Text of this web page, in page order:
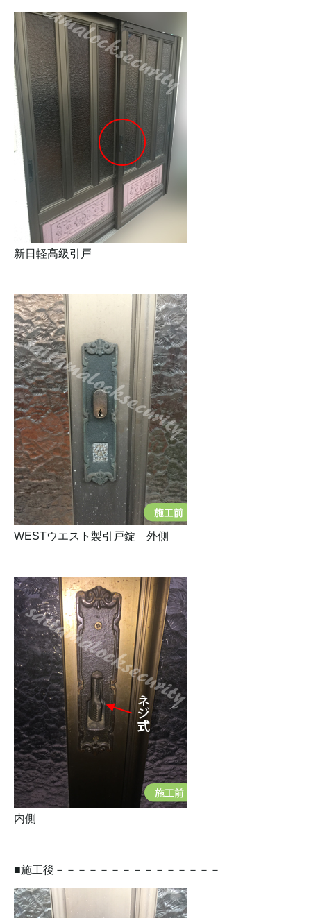
新日軽高級引戸
WESTウエスト製引戸錠 外側
内側
■施工後－－－－－－－－－－－－－－－